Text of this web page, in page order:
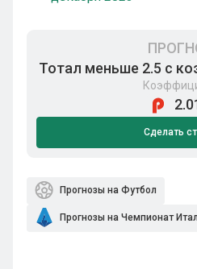
Тотал меньше 2.5 с
Сделать
Прогнозы на Футбол
Прогнозы на Чемпионат